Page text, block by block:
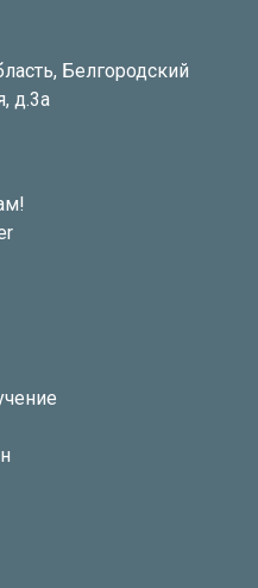
Белгородский
д.3а